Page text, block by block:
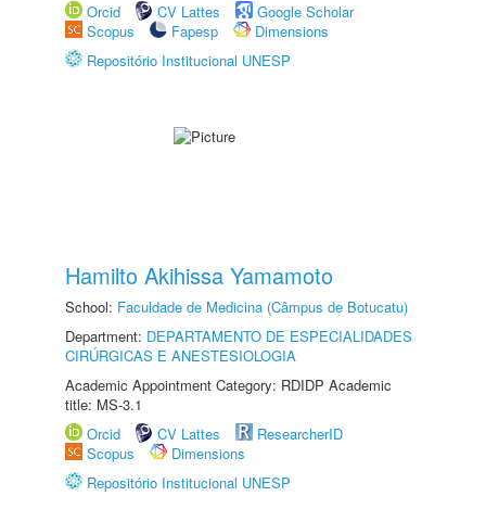
Orcid
CV Lattes
Google Scholar
Scopus
Fapesp
Dimensions
Repositório Institucional UNESP
Hamilto Akihissa Yamamoto
School: Faculdade de Medicina (Câmpus de Botucatu)
Department: DEPARTAMENTO DE ESPECIALIDADES
CIRÚRGICAS E ANESTESIOLOGIA
Academic Appointment Category: RDIDP Academic
title: MS-3.1
Orcid
CV Lattes
ResearcherID
Scopus
Dimensions
Repositório Institucional UNESP